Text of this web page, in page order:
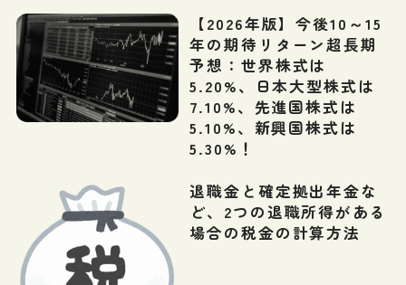
【2026年版】今後10～15
年の期待リターン超長期
予想：世界株式は
5.20%、日本大型株式は
7.10%、先進国株式は
5.10%、新興国株式は
5.30%！
退職金と確定拠出年金な
ど、2つの退職所得がある
場合の税金の計算方法